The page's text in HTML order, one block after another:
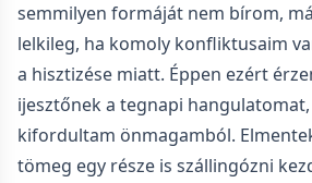
semmilyen formáját nem bírom,
lelkileg, ha komoly konfliktusaim
a hisztizése miatt. Éppen ezért
ijesztőnek a tegnapi
kifordultam önmagamból.
tömeg egy része is szállingózni